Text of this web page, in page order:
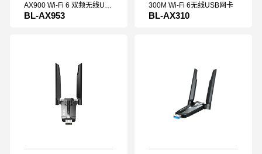
网卡
关于我们
BL-AX953
300M Wi-Fi 6无线USB网卡
BL-AX310